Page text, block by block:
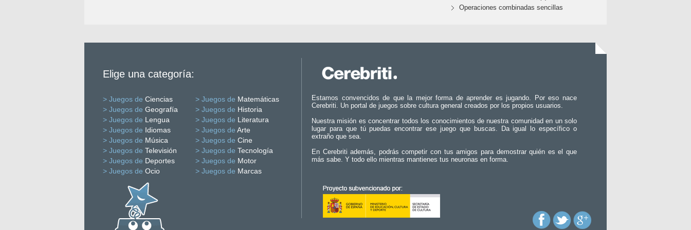
Operaciones combinadas sencillas
Elige una categoría:
> Juegos de Ciencias > Juegos de Matemáticas
> Juegos de Geografía > Juegos de Historia
> Juegos de Lengua > Juegos de Literatura
> Juegos de Idiomas > Juegos de Arte
> Juegos de Música > Juegos de Cine
> Juegos de Televisión > Juegos de Tecnología
> Juegos de Deportes > Juegos de Motor
> Juegos de Ocio > Juegos de Marcas
Estamos convencidos de que la mejor forma de aprender es jugando. Por eso nace
Cerebriti. Un portal de juegos sobre cultura general creados por los propios usuarios.
Nuestra misión es concentrar todos los conocimientos de nuestra comunidad en un solo
lugar para que tú puedas encontrar ese juego que buscas. Da igual lo específico o
extraño que sea.
En Cerebriti además, podrás competir con tus amigos para demostrar quién es el que
más sabe. Y todo ello mientras mantienes tus neuronas en forma.